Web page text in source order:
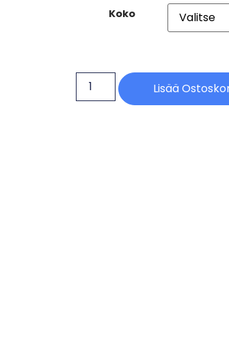
Koko
Lisää